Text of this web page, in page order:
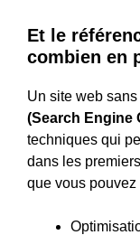
Et le
combien en
Un site web
(Search Engine
techniques qui
dans les
que vous pouvez